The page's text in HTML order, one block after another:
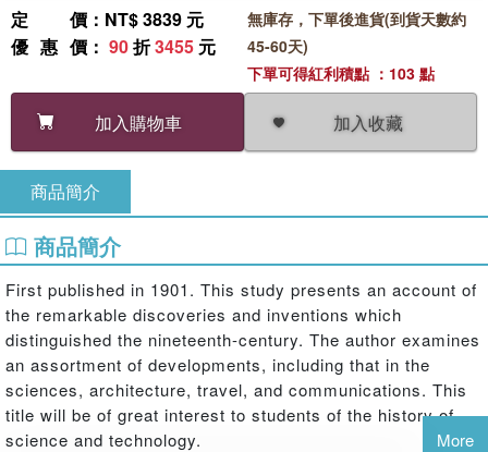
定價 ：NT$ 3839 元
優惠價 ： 90折3455 元
加入購物車 加入收藏
無庫存，下單後進貨(到貨天數約
45-60天)
下單可得紅利積點 ：103 點
商品簡介
商品簡介
First published in 1901. This study presents an account of
the remarkable discoveries and inventions which
distinguished the nineteenth-century. The author examines
an assortment of developments, including that in the
sciences, architecture, travel, and communications. This
title will be of great interest to students of the history of
science and technology.
More